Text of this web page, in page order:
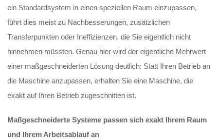
ein Standardsystem in einen speziellen Raum einzupassen,
führt dies meist zu Nachbesserungen, zusätzlichen
Transferpunkten oder Ineffizienzen, die Sie eigentlich nicht
hinnehmen müssten. Genau hier wird der eigentliche Mehrwert
einer maßgeschneiderten Lösung deutlich: Statt Ihren Betrieb an
die Maschine anzupassen, erhalten Sie eine Maschine, die
exakt auf Ihren Betrieb zugeschnitten ist.
Maßgeschneiderte Systeme passen sich exakt Ihrem Raum
und Ihrem Arbeitsablauf an